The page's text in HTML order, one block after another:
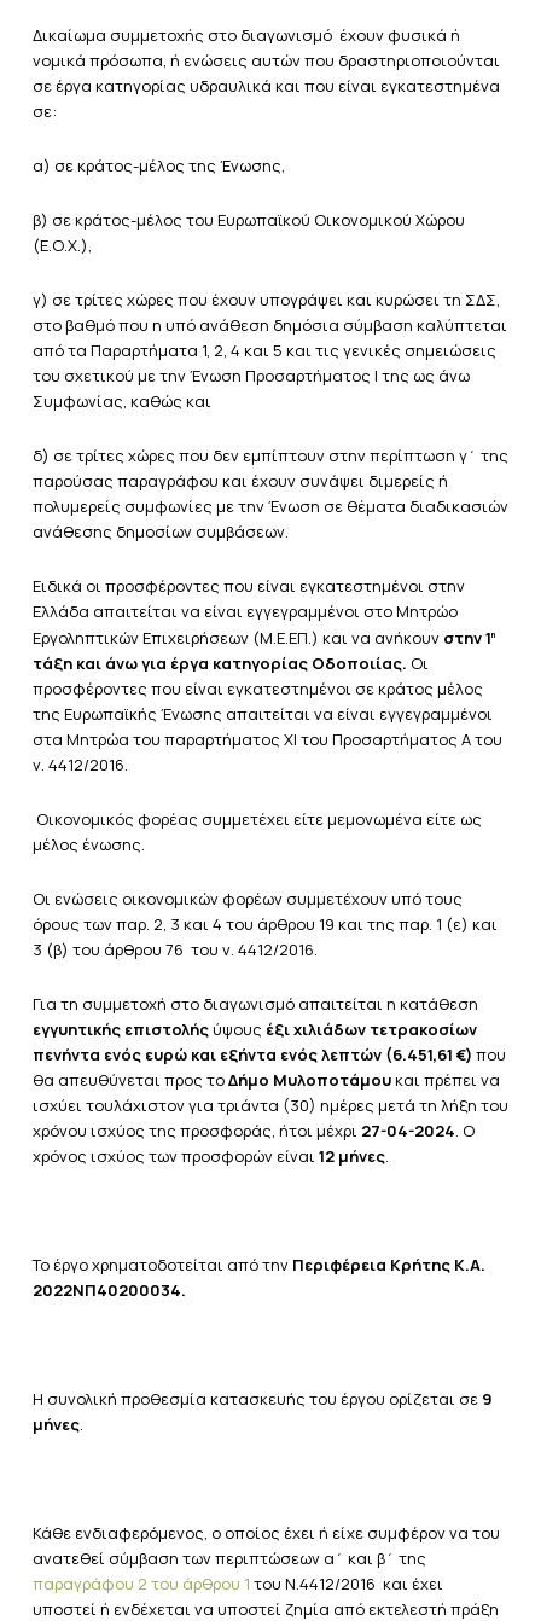
Δικαίωμα συμμετοχής στο διαγωνισμό έχουν φυσικά ή
νομικά πρόσωπα, ή ενώσεις αυτών που δραστηριοποιούνται
σε έργα κατηγορίας υδραυλικά και που είναι εγκατεστημένα
σε:
α) σε κράτος-μέλος της Ένωσης,
β) σε κράτος-μέλος του Ευρωπαϊκού Οικονομικού Χώρου
(Ε.Ο.Χ.),
γ) σε τρίτες χώρες που έχουν υπογράψει και κυρώσει τη ΣΔΣ,
στο βαθμό που η υπό ανάθεση δημόσια σύμβαση καλύπτεται
από τα Παραρτήματα 1, 2, 4 και 5 και τις γενικές σημειώσεις
του σχετικού με την Ένωση Προσαρτήματος I της ως άνω
Συμφωνίας, καθώς και
δ) σε τρίτες χώρες που δεν εμπίπτουν στην περίπτωση γ΄ της
παρούσας παραγράφου και έχουν συνάψει διμερείς ή
πολυμερείς συμφωνίες με την Ένωση σε θέματα διαδικασιών
ανάθεσης δημοσίων συμβάσεων.
Ειδικά οι προσφέροντες που είναι εγκατεστημένοι στην
Ελλάδα απαιτείται να είναι εγγεγραμμένοι στο Μητρώο
Εργοληπτικών Επιχειρήσεων (Μ.Ε.ΕΠ.) και να ανήκουν στην 1η
τάξη και άνω για έργα κατηγορίας Οδοποιίας. Οι
προσφέροντες που είναι εγκατεστημένοι σε κράτος μέλος
της Ευρωπαϊκής Ένωσης απαιτείται να είναι εγγεγραμμένοι
στα Μητρώα του παραρτήματος ΧΙ του Προσαρτήματος Α του
ν. 4412/2016.
Οικονομικός φορέας συμμετέχει είτε μεμονωμένα είτε ως
μέλος ένωσης.
Οι ενώσεις οικονομικών φορέων συμμετέχουν υπό τους
όρους των παρ. 2, 3 και 4 του άρθρου 19 και της παρ. 1 (ε) και
3 (β) του άρθρου 76 του ν. 4412/2016.
Για τη συμμετοχή στο διαγωνισμό απαιτείται η κατάθεση
εγγυητικής επιστολήςύψους έξι χιλιάδων τετρακοσίων
πενήντα ενός ευρώ και εξήντα ενός λεπτών (6.451,61 €) που
θα απευθύνεται προς τοΔήμο Μυλοποτάμουκαι πρέπει να
ισχύει τουλάχιστον για τριάντα (30) ημέρες μετά τη λήξη του
χρόνου ισχύος της προσφοράς, ήτοι μέχρι 27-04-2024. Ο
χρόνος ισχύος των προσφορών είναι 12 μήνες.
Το έργο χρηματοδοτείται από την Περιφέρεια Κρήτης Κ.Α.
2022ΝΠ40200034.
Η συνολική προθεσμία κατασκευής του έργου ορίζεται σε 9
μήνες.
Κάθε ενδιαφερόμενος, ο οποίος έχει ή είχε συμφέρον να του
ανατεθεί σύμβαση των περιπτώσεων α΄ και β΄ της
παραγράφου 2 του άρθρου 1 του Ν.4412/2016 και έχει
υποστεί ή ενδέχεται να υποστεί ζημία από εκτελεστή πράξη